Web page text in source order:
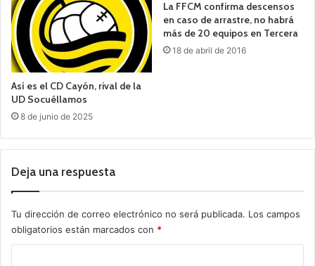
Así es el CD Cayón, rival de la
UD Socuéllamos
8 de junio de 2025
La FFCM confirma descensos
en caso de arrastre, no habrá
más de 20 equipos en Tercera
18 de abril de 2016
Deja una respuesta
Tu dirección de correo electrónico no será publicada. Los campos
obligatorios están marcados con *